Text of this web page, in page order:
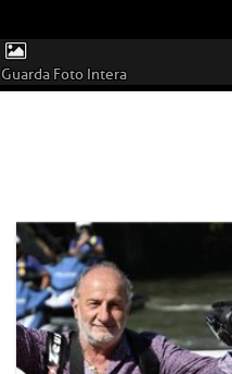
Guarda Foto Intera